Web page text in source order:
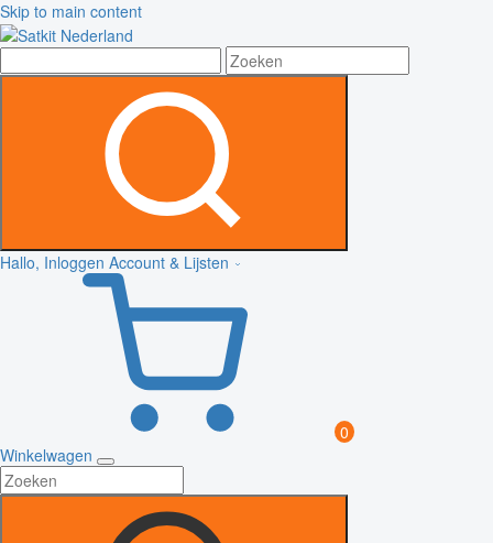
Skip to main content
Hallo, Inloggen Account & Lijsten
0
Winkelwagen